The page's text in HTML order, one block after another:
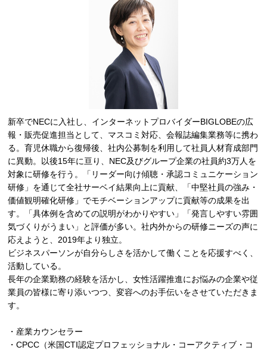
新卒でNECに入社し、インターネットプロバイダーBIGLOBEの広
報・販売促進担当として、マスコミ対応、会報誌編集業務等に携わ
る。育児休職から復帰後、社内公募制を利用して社員人材育成部門
に異動。以後15年に亘り、NEC及びグループ企業の社員約3万人を
対象に研修を行う。「リーダー向け傾聴・承認コミュニケーション
研修」を通じて全社サーベイ結果向上に貢献、「中堅社員の強み・
価値観明確化研修」でモチベーションアップに貢献等の成果を出
す。「具体例を含めての説明がわかりやすい」「発言しやすい雰囲
気づくりがうまい」と評価が多い。社内外からの研修ニーズの声に
応えようと、2019年より独立。
ビジネスパーソンが自分らしさを活かして働くことを応援すべく、
活動している。
長年の企業勤務の経験を活かし、女性活躍推進にお悩みの企業や従
業員の皆様に寄り添いつつ、変容へのお手伝いをさせていただきま
す。
・産業カウンセラー
・CPCC（米国CTI認定プロフェッショナル・コーアクティブ・コ